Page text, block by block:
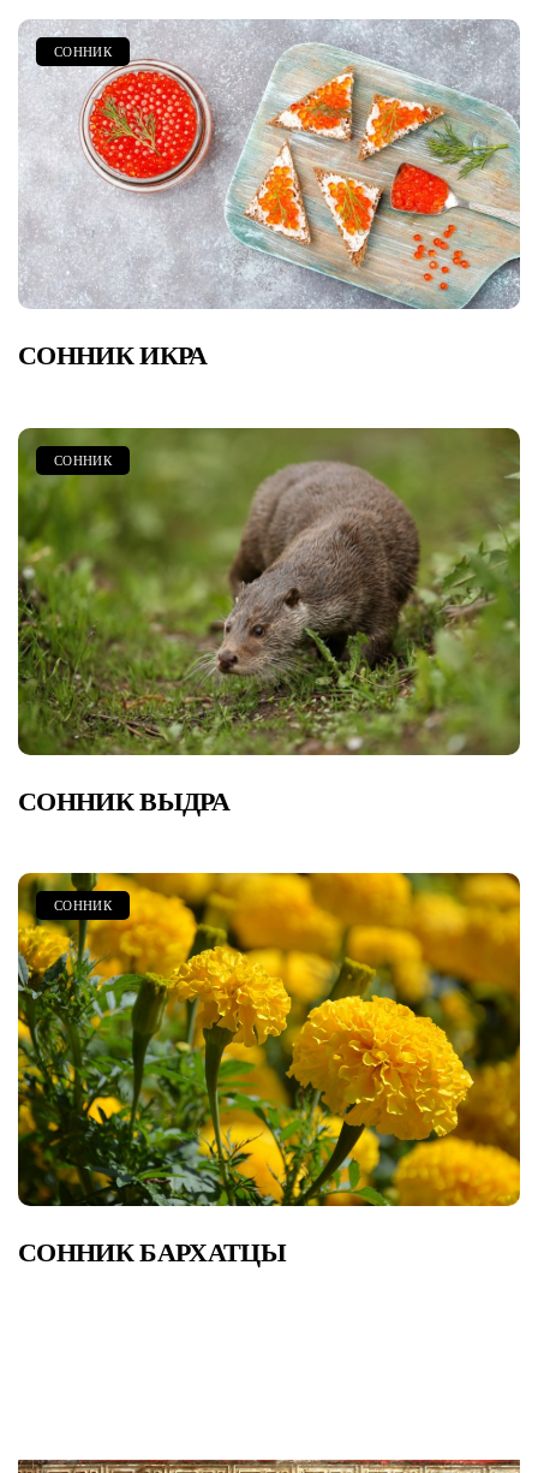
СОННИК
СОННИК ИКРА
СОННИК
СОННИК ВЫДРА
СОННИК
СОННИК БАРХАТЦЫ